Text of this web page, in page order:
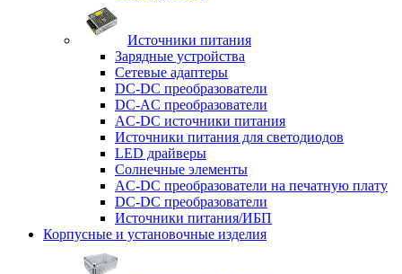
Источники питания
Зарядные устройства
Сетевые адаптеры
DC-DC преобразователи
DC-AC преобразователи
AC-DC источники питания
Источники питания для светодиодов
LED драйверы
Солнечные элементы
AC-DC преобразователи на печатную плату
DC-DC преобразователи
Источники питания/ИБП
Корпусные и установочные изделия